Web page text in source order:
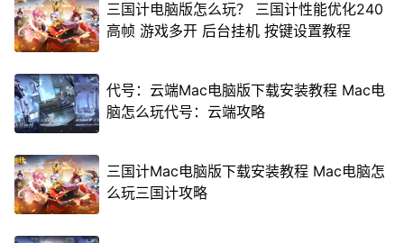
三国计电脑版怎么玩？ 三国计性能优化240
高帧 游戏多开 后台挂机 按键设置教程
代号：云端Mac电脑版下载安装教程 Mac电
脑怎么玩代号：云端攻略
三国计Mac电脑版下载安装教程 Mac电脑怎
么玩三国计攻略